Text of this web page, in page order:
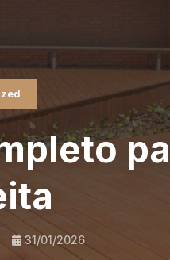
31/01/2026